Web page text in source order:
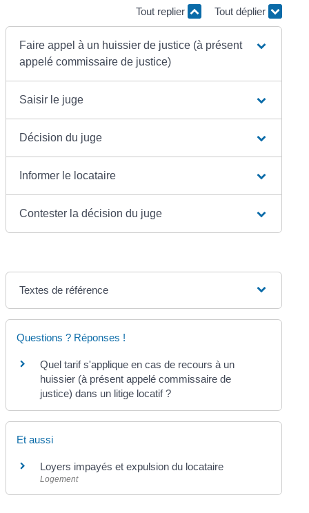
Tout replier Tout déplier
Faire appel à un huissier de justice (à présent
appelé commissaire de justice)
Saisir le juge
Décision du juge
Informer le locataire
Contester la décision du juge
Textes de référence
Questions ? Réponses !
Quel tarif s'applique en cas de recours à un
huissier (à présent appelé commissaire de
justice) dans un litige locatif ?
Et aussi
Loyers impayés et expulsion du locataire
Logement